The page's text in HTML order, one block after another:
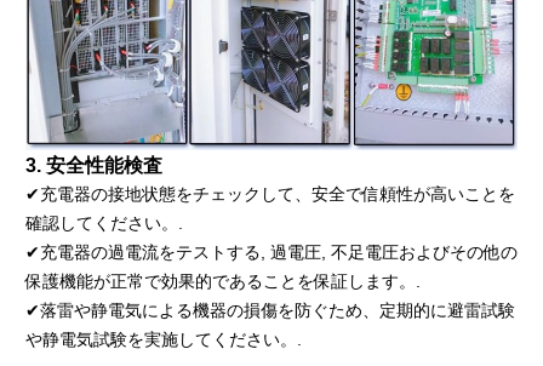
3. 安全性能検査
✔充電器の接地状態をチェックして、安全で信頼性が高いことを
確認してください。.
✔充電器の過電流をテストする, 過電圧, 不足電圧およびその他の
保護機能が正常で効果的であることを保証します。.
✔落雷や静電気による機器の損傷を防ぐため、定期的に避雷試験
や静電気試験を実施してください。.